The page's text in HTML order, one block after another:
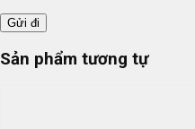
Sản phẩm tương tự